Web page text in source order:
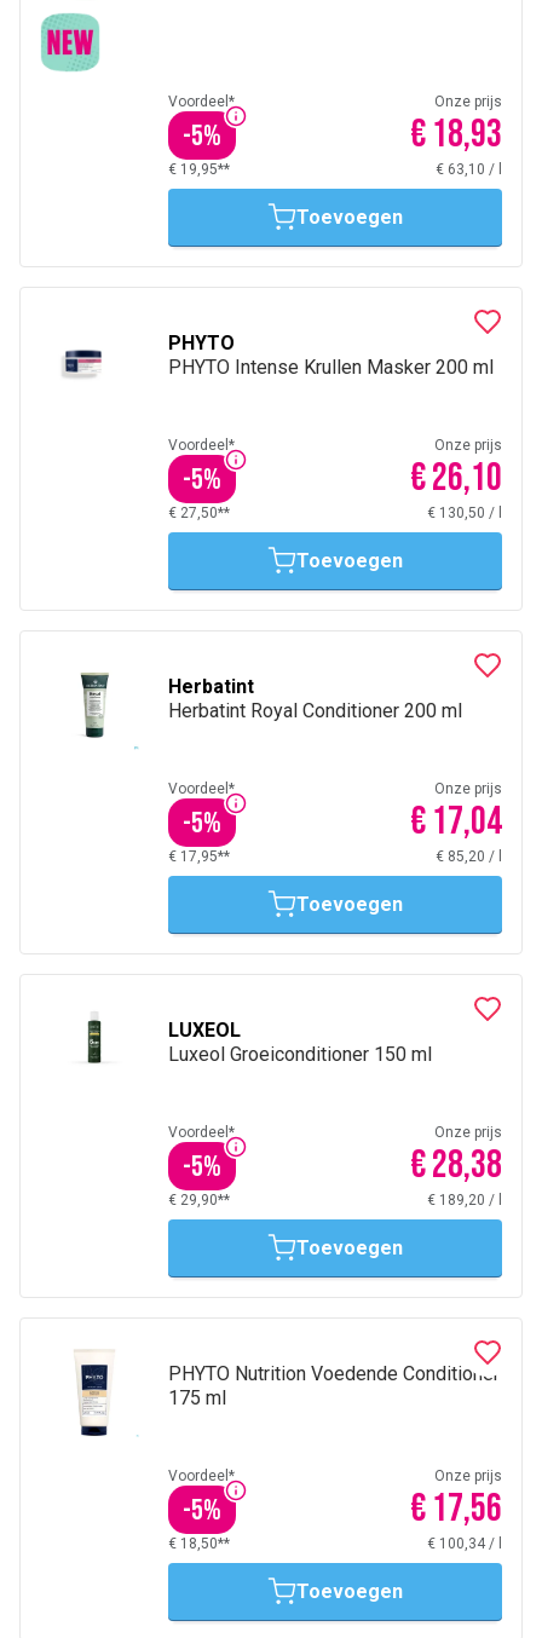
Voordeel*
-5%
Onze prijs
€ 18,93
€ 19,95** € 63,10 /
Toevoegen
PHYTO
PHYTO Intense Krullen Masker 200 ml
Voordeel*
-5%
Onze prijs
€ 26,10
€ 27,50** € 130,50 /
Toevoegen
Herbatint
Herbatint Royal Conditioner 200 ml
Voordeel*
-5%
Onze prijs
€ 17,04
€ 17,95** € 85,20 /
Toevoegen
LUXEOL
Luxeol Groeiconditioner 150 ml
Voordeel*
-5%
Onze prijs
€ 28,38
€ 29,90** € 189,20 /
Toevoegen
PHYTO Nutrition Voedende Conditioner
175 ml
Voordeel*
-5%
Onze prijs
€ 17,56
€ 18,50** € 100,34 /
Toevoegen